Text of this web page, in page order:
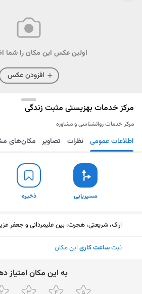
اولین عکس این مکان را شما
افزودن عکس
مرکز خدمات بهزیستی مثبت زندگی
مرکز خدمات روانشناسی و مشاوره
مسیریابی ذخیره ارسال اطلاعات عمومی نظرات تصاویر مکان‌های
مسیریابی ذخیره
اراک، شریعتی، هجرت، بین علیمردانی و جعفر
ثبتساعت کاری این مکان
ﺑﻪ اﯾﻦ ﻣﮑﺎن اﻣﺘﯿﺎز